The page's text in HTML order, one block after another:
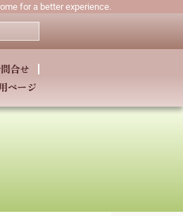
for a better experience.
合せ
ページ